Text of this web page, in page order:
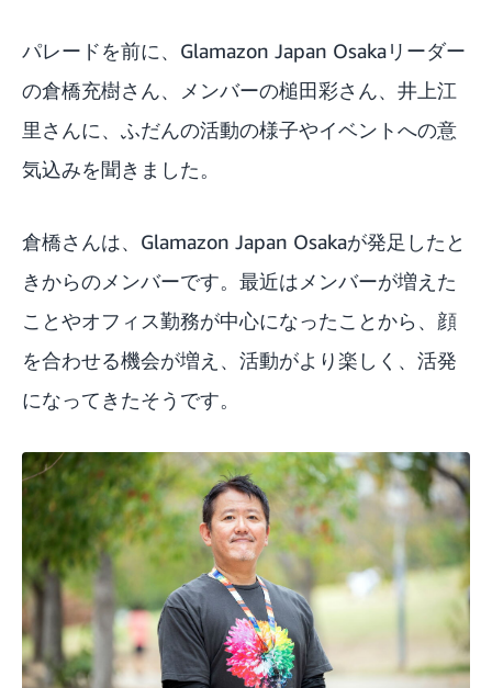
パレードを前に、Glamazon Japan Osakaリーダー
の倉橋充樹さん、メンバーの槌田彩さん、井上江
里さんに、ふだんの活動の様子やイベントへの意
気込みを聞きました。
倉橋さんは、Glamazon Japan Osakaが発足したと
きからのメンバーです。最近はメンバーが増えた
ことやオフィス勤務が中心になったことから、顔
を合わせる機会が増え、活動がより楽しく、活発
になってきたそうです。